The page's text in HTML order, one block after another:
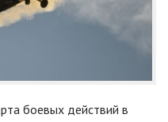
боевых действий в